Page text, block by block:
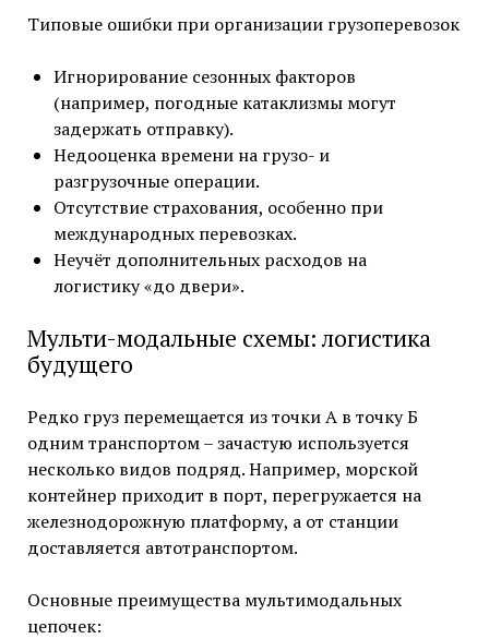
Типовые ошибки при организации грузоперевозок
Игнорирование сезонных факторов
(например, погодные катаклизмы могут
задержать отправку).
Недооценка времени на грузо- и
разгрузочные операции.
Отсутствие страхования, особенно при
международных перевозках.
Неучёт дополнительных расходов на
логистику «до двери».
Мульти-модальные схемы: логистика
будущего
Редко груз перемещается из точки А в точку Б
одним транспортом – зачастую используется
несколько видов подряд. Например, морской
контейнер приходит в порт, перегружается на
железнодорожную платформу, а от станции
доставляется автотранспортом.
Основные преимущества мультимодальных
цепочек: